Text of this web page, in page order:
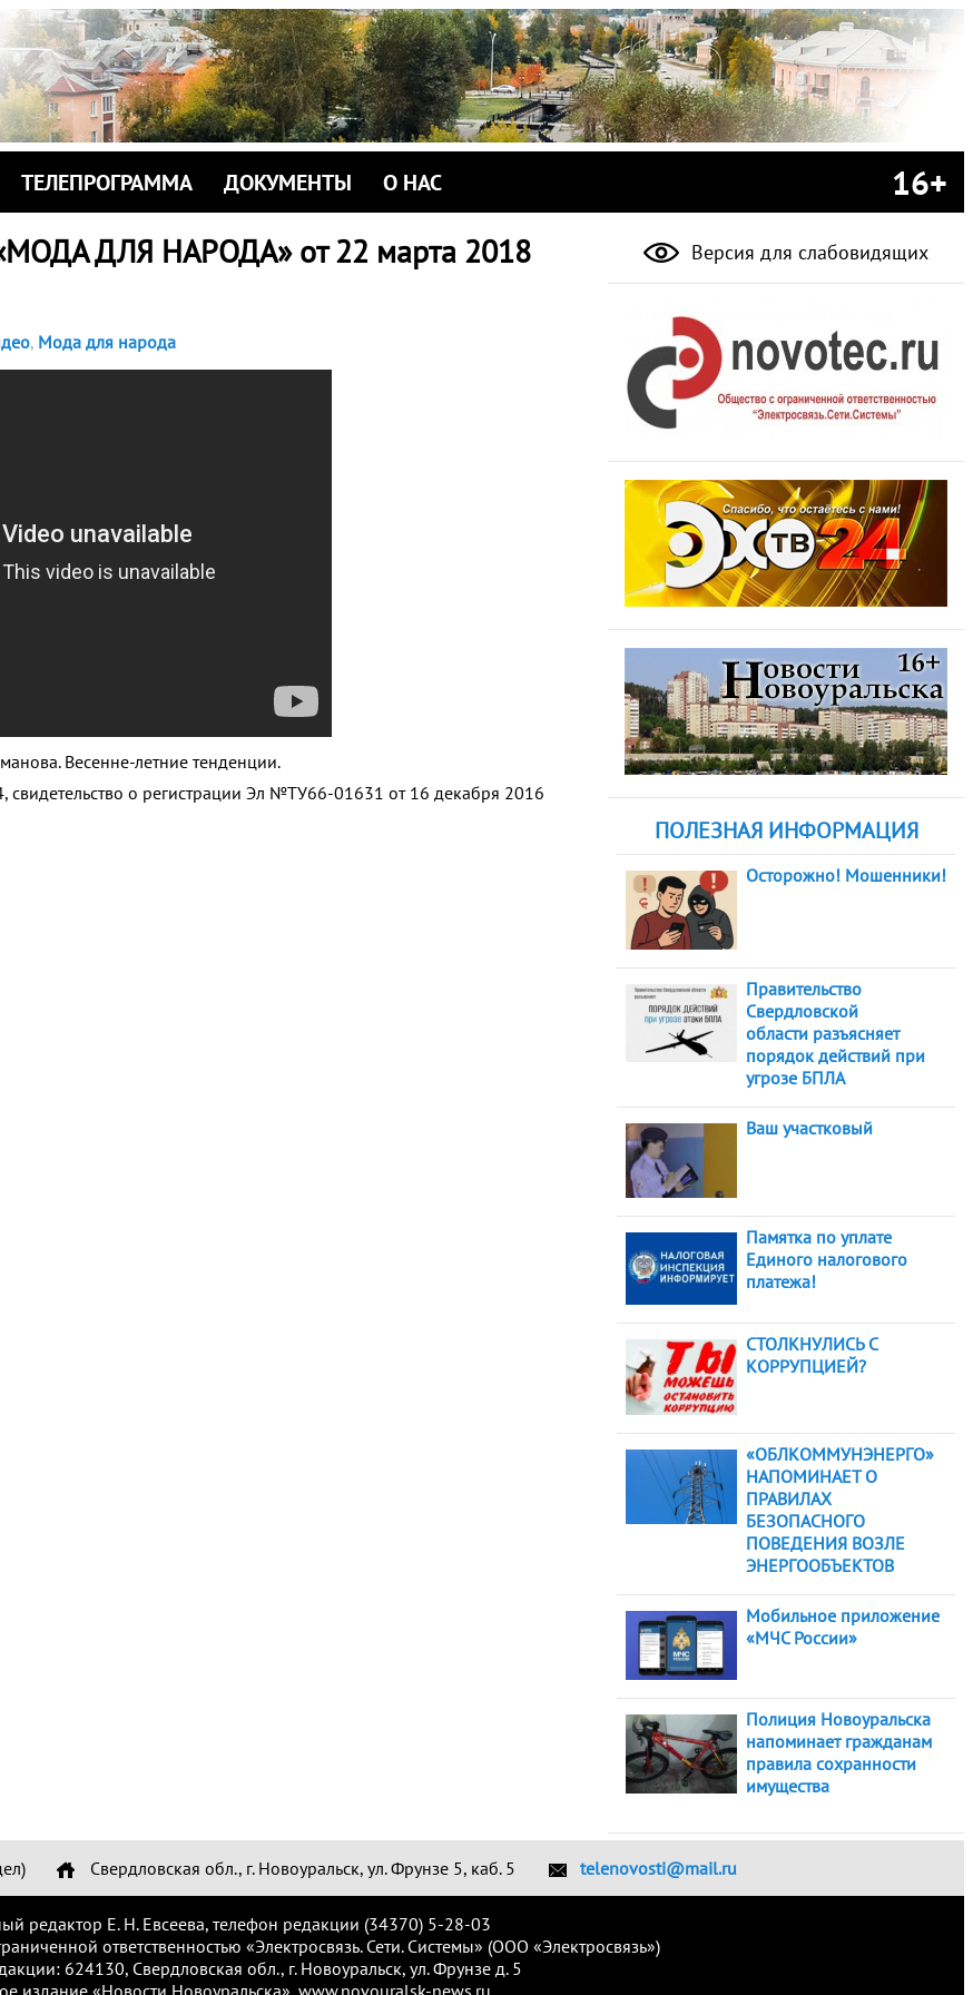
ТЕЛЕПРОГРАММА ДОКУМЕНТЫ О НАС 16+
ДЛЯ НАРОДА» от 22 марта 2018
, Мода для народа
Весенне-летние тенденции.
о регистрации Эл №ТУ66-01631 от 16 декабря 2016
Версия для слабовидящих
ПОЛЕЗНАЯ ИНФОРМАЦИЯ
Осторожно! Мошенники!
Правительство
Свердловской
области разъясняет
порядок действий при
угрозе БПЛА
Ваш участковый
Памятка по уплате
Единого налогового
платежа!
СТОЛКНУЛИСЬ С
КОРРУПЦИЕЙ?
«ОБЛКОММУНЭНЕРГО»
НАПОМИНАЕТ О
ПРАВИЛАХ
БЕЗОПАСНОГО
ПОВЕДЕНИЯ ВОЗЛЕ
ЭНЕРГООБЪЕКТОВ
Мобильное приложение
«МЧС России»
Полиция Новоуральска
напоминает гражданам
правила сохранности
имущества
Свердловская обл., г. Новоуральск, ул. Фрунзе 5, каб. 5 telenovosti@mail.ru
редактор Е. Н. Евсеева, телефон редакции (34370) 5-28-03
ответственностью «Электросвязь. Сети. Системы» (ООО «Электросвязь»)
624130, Свердловская обл., г. Новоуральск, ул. Фрунзе д. 5